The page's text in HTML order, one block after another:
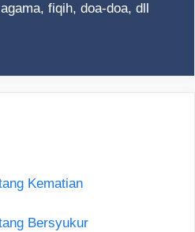
fiqih, doa-doa, dll
Kematian
Bersyukur